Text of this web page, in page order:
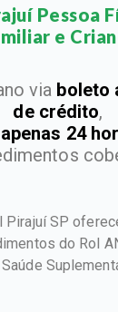
Pessoa
e
via boleto
de crédito,
24
Pirajuí SP
do Rol